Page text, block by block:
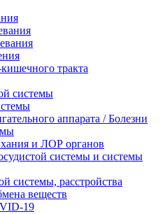
тракта
системы
аппарата / Болезни
и ЛОР органов
системы и системы
системы, расстройства
веществ
19